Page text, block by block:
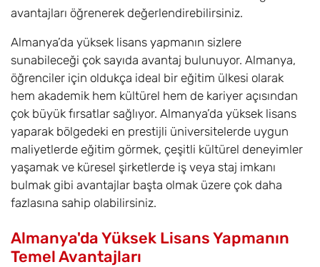
avantajları öğrenerek değerlendirebilirsiniz.
Almanya’da yüksek lisans yapmanın sizlere
sunabileceği çok sayıda avantaj bulunuyor. Almanya,
öğrenciler için oldukça ideal bir eğitim ülkesi olarak
hem akademik hem kültürel hem de kariyer açısından
çok büyük fırsatlar sağlıyor. Almanya’da yüksek lisans
yaparak bölgedeki en prestijli üniversitelerde uygun
maliyetlerde eğitim görmek, çeşitli kültürel deneyimler
yaşamak ve küresel şirketlerde iş veya staj imkanı
bulmak gibi avantajlar başta olmak üzere çok daha
fazlasına sahip olabilirsiniz.
Almanya'da Yüksek Lisans Yapmanın
Temel Avantajları